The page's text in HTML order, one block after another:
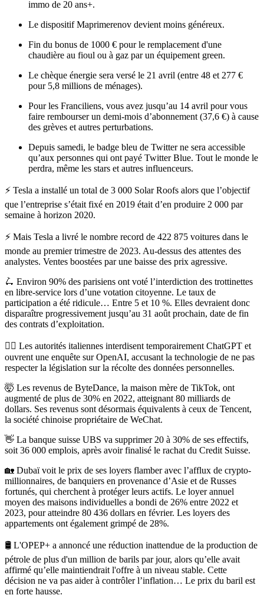
immo de 20 ans+.
Le dispositif Maprimerenov devient moins généreux.
Fin du bonus de 1000 € pour le remplacement d'une
chaudière au fioul ou à gaz par un équipement green.
Le chèque énergie sera versé le 21 avril (entre 48 et 277 €
pour 5,8 millions de ménages).
Pour les Franciliens, vous avez jusqu’au 14 avril pour vous
faire rembourser un demi-mois d’abonnement (37,6 €) à cause
des grèves et autres perturbations.
Depuis samedi, le badge bleu de Twitter ne sera accessible
qu’aux personnes qui ont payé Twitter Blue. Tout le monde le
perdra, même les stars et autres influenceurs.
⚡️ Tesla a installé un total de 3 000 Solar Roofs alors que l’objectif
que l’entreprise s’était fixé en 2019 était d’en produire 2 000 par
semaine à horizon 2020.
⚡️ Mais Tesla a livré le nombre record de 422 875 voitures dans le
monde au premier trimestre de 2023. Au-dessus des attentes des
analystes. Ventes boostées par une baisse des prix agressive.
🛴 Environ 90% des parisiens ont voté l’interdiction des trottinettes
en libre-service lors d’une votation citoyenne. Le taux de
participation a été ridicule… Entre 5 et 10 %. Elles devraient donc
disparaître progressivement jusqu’au 31 août prochain, date de fin
des contrats d’exploitation.
🙅‍♀️ Les autorités italiennes interdisent temporairement ChatGPT et
ouvrent une enquête sur OpenAI, accusant la technologie de ne pas
respecter la législation sur la récolte des données personnelles.
🤯 Les revenus de ByteDance, la maison mère de TikTok, ont
augmenté de plus de 30% en 2022, atteignant 80 milliards de
dollars. Ses revenus sont désormais équivalents à ceux de Tencent,
la société chinoise propriétaire de WeChat.
👋 La banque suisse UBS va supprimer 20 à 30% de ses effectifs,
soit 36 000 emplois, après avoir finalisé le rachat du Credit Suisse.
🏡 Dubaï voit le prix de ses loyers flamber avec l’afflux de crypto-
millionnaires, de banquiers en provenance d’Asie et de Russes
fortunés, qui cherchent à protéger leurs actifs. Le loyer annuel
moyen des maisons individuelles a bondi de 26% entre 2022 et
2023, pour atteindre 80 436 dollars en février. Les loyers des
appartements ont également grimpé de 28%.
🛢️ L'OPEP+ a annoncé une réduction inattendue de la production de
pétrole de plus d'un million de barils par jour, alors qu’elle avait
affirmé qu’elle maintiendrait l'offre à un niveau stable. Cette
décision ne va pas aider à contrôler l’inflation… Le prix du baril est
en forte hausse.